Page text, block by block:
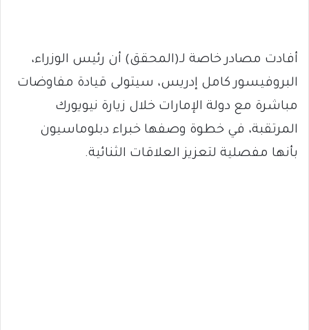
أفادت مصادر خاصة لـ(المحقق) أن رئيس الوزراء،
البروفيسور كامل إدريس، سيتولى قيادة مفاوضات
مباشرة مع دولة الإمارات خلال زيارة نيويورك
المرتقبة، في خطوة وصفها خبراء دبلوماسيون
بأنها مفصلية لتعزيز العلاقات الثنائية.